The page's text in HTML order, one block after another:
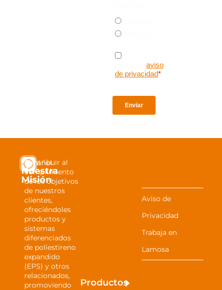
Español
Nuestra
Misión
Contribuir al
cumplimiento
de los objetivos
de nuestros
clientes,
ofreciéndoles
productos y
sistemas
diferenciados
de poliestireno
expandido
(EPS) y otros
relacionados,
promoviendo
Productos
Aviso de
Privacidad
Trabaja en
Lamosa